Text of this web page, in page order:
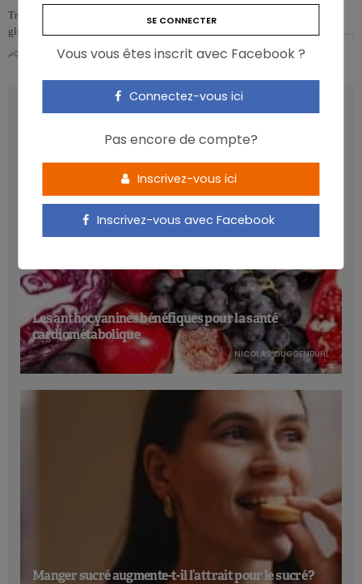
Trois études prospectives majeures permettent d’affiner les relations entre
glucides et diabète de type 2. Plus que jamais, ce n’est pas la quantité, mais b…
Les anthocyanines bénéfiques pour la santé
cardiométabolique
NICOLAS GUGGENBÜHL
Manger sucré augmente-t-il l’attrait pour le sucré ?
Vous vous êtes inscrit avec Facebook ?
Connectez-vous ici
Pas encore de compte?
Inscrivez-vous ici
Inscrivez-vous avec Facebook